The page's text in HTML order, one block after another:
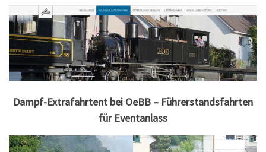
Dampf-Extrafahrtent bei OeBB – Führerstandsfahrten
für Eventanlass